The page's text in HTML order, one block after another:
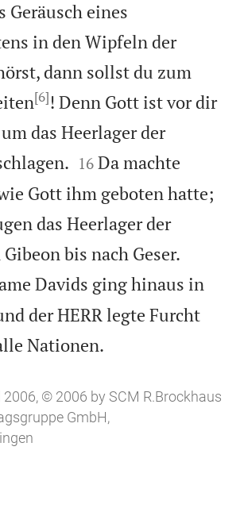
Geräusch eines
in den Wipfeln der
dann sollst du zum
[6]! Denn Gott ist vor dir
das Heerlager der


16 Da machte
Gott ihm geboten hatte;
das Heerlager der
bis nach Geser.
Davids ging hinaus in
der HERR legte Furcht
Nationen.
2006, © 2006 by SCM R.Brockhaus
GmbH,